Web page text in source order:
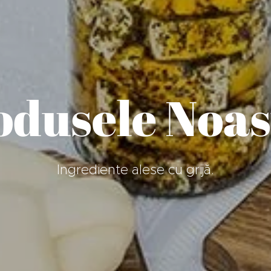
Ingrediente alese cu grijă.